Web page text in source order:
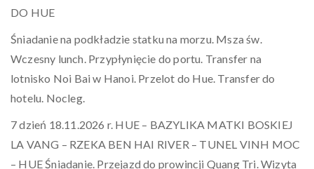
DO HUE
Śniadanie na podkładzie statku na morzu. Msza św.
Wczesny lunch. Przypłynięcie do portu. Transfer na
lotnisko Noi Bai w Hanoi. Przelot do Hue. Transfer do
hotelu. Nocleg.
7 dzień 18.11.2026 r. HUE – BAZYLIKA MATKI BOSKIEJ
LA VANG – RZEKA BEN HAI RIVER – TUNEL VINH MOC
– HUE Śniadanie. Przejazd do prowincji Quang Tri. Wizyta